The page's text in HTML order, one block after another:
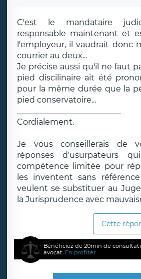
C'est le mandataire
responsable maintenant et
l'employeur, il vaudrait donc
courrier au deux...
Je précise aussi qu'il ne faut
pied discilinaire ait été
pour la même durée que la
pied conservatoire...
Cordialement.
Je vous conseillerais de
réponses d'usurpateurs
compétence limitée pour
les inventent sans
veulent se substituer au
la Jurisprudence avec
Cette
Bénéficiez de 20min de
avocat. En profiter